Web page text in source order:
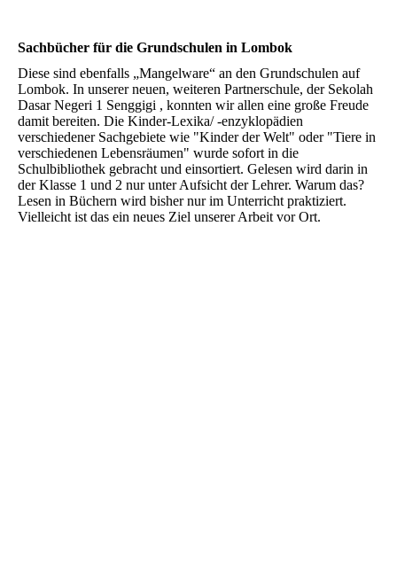
Sachbücher für die Grundschulen in Lombok
Diese sind ebenfalls „Mangelware“ an den Grundschulen auf
Lombok. In unserer neuen, weiteren Partnerschule, der Sekolah
Dasar Negeri 1 Senggigi , konnten wir allen eine große Freude
damit bereiten. Die Kinder-Lexika/ -enzyklopädien
verschiedener Sachgebiete wie "Kinder der Welt" oder "Tiere in
verschiedenen Lebensräumen" wurde sofort in die
Schulbibliothek gebracht und einsortiert. Gelesen wird darin in
der Klasse 1 und 2 nur unter Aufsicht der Lehrer. Warum das?
Lesen in Büchern wird bisher nur im Unterricht praktiziert.
Vielleicht ist das ein neues Ziel unserer Arbeit vor Ort.